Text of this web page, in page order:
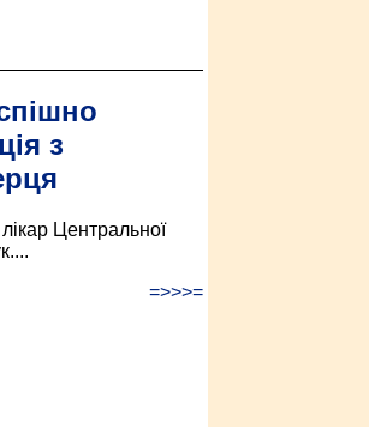
з
Центральної
=>>>=